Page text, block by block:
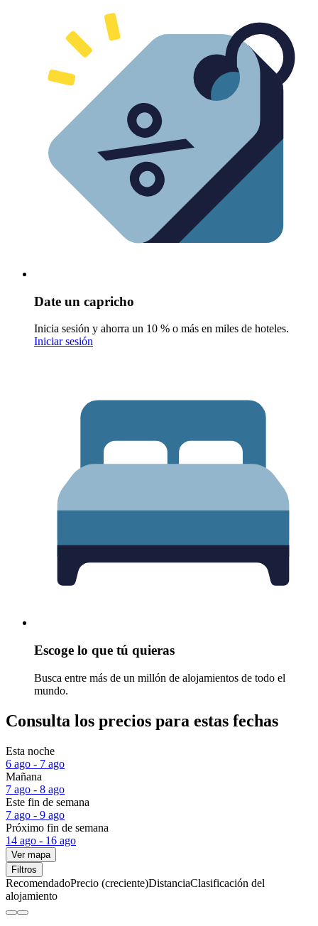
Date un capricho
Inicia sesión y ahorra un 10 % o más en miles de hoteles.
Iniciar sesión
Escoge lo que tú quieras
Busca entre más de un millón de alojamientos de todo el
mundo.
Consulta los precios para estas fechas
Esta noche
6 ago - 7 ago
Mañana
7 ago - 8 ago
Este fin de semana
7 ago - 9 ago
Próximo fin de semana
14 ago - 16 ago
Ver mapa
Filtros
RecomendadoPrecio (creciente)DistanciaClasificación del
alojamiento